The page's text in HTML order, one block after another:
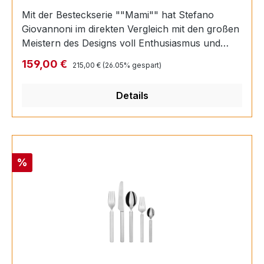
Mit der Besteckserie ""Mami"" hat Stefano
Giovannoni im direkten Vergleich mit den großen
Meistern des Designs voll Enthusiasmus und
sich dem Olymp des Designs anzunähern weiß.
spielerischen Design konkretisieren sich also
Verkaufspreis:
159,00 € Regulärer Preis:
215,00 € (26.05% gespart)
Details
Rabatt
%